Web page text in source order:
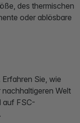
des thermischen
oder ablösbare
Sie, wie
Welt
auf FSC-